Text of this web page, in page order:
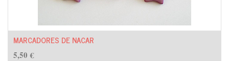
MARCADORES DE NACAR
5,50 €